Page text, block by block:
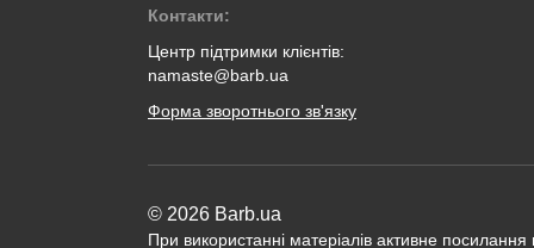
Контакти:
Центр підтримки клієнтів:
namaste@barb.ua
Форма зворотнього зв'язку
© 2026 Barb.ua
При використанні матеріалів активне